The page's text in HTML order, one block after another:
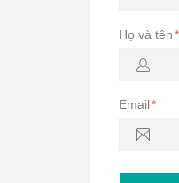
Họ và tên*
Email*